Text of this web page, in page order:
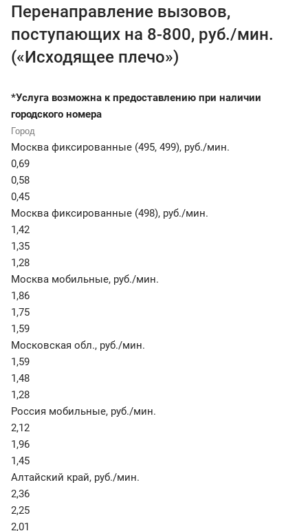
Перенаправление вызовов,
поступающих на 8-800, руб./мин.
(«Исходящее плечо»)
*Услуга возможна к предоставлению при наличии
городского номера
Москва фиксированные (495, 499), руб./мин.
0,69
0,58
0,45
Москва фиксированные (498), руб./мин.
1,42
1,35
1,28
Москва мобильные, руб./мин.
1,86
1,75
1,59
Московская обл., руб./мин.
1,59
1,48
1,28
Россия мобильные, руб./мин.
2,12
1,96
1,45
Алтайский край, руб./мин.
2,36
2,25
2,01